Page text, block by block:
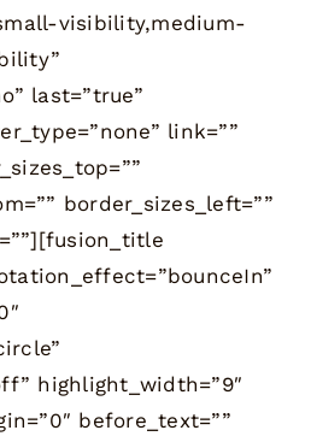
visibility,medium-
last=”true”
link=””
border_sizes_left=””
highlight_width=”9″
before_text=””